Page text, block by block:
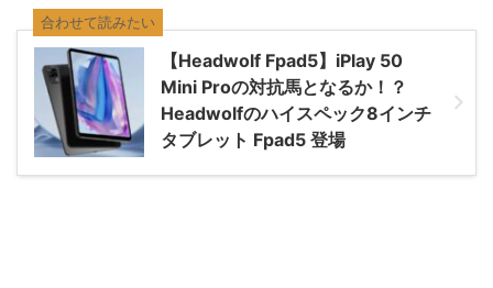
【Headwolf Fpad5】iPlay 50
Mini Proの対抗馬となるか！？
Headwolfのハイスペック8インチ
タブレット Fpad5 登場
合わせて読みたい